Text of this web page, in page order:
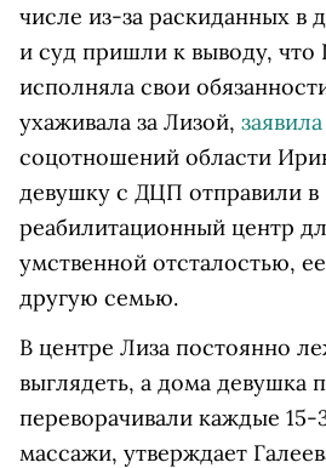
числе из-за раскиданных в
и суд пришли к выводу, что
исполняла свои
ухаживала за Лизой, заявила
соцотношений области
девушку с ДЦП отправили в
реабилитационный центр
умственной отсталостью,
другую семью.
В центре Лиза постоянно
выглядеть, а дома девушка
переворачивали каждые
массажи, утверждает